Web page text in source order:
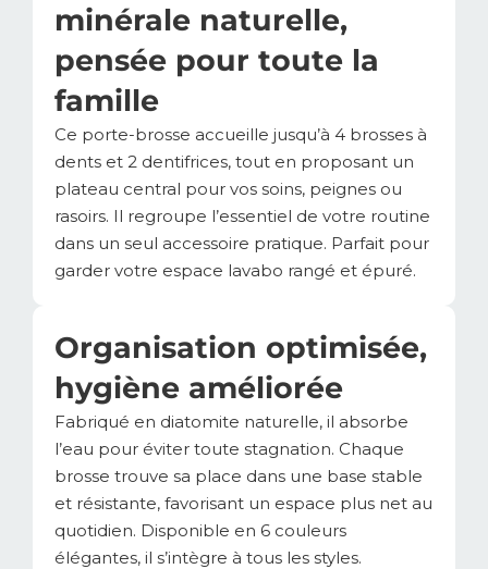
minérale naturelle,
pensée pour toute la
famille
Ce porte-brosse accueille jusqu’à 4 brosses à
dents et 2 dentifrices, tout en proposant un
plateau central pour vos soins, peignes ou
rasoirs. Il regroupe l’essentiel de votre routine
dans un seul accessoire pratique. Parfait pour
garder votre espace lavabo rangé et épuré.
Organisation optimisée,
hygiène améliorée
Fabriqué en diatomite naturelle, il absorbe
l’eau pour éviter toute stagnation. Chaque
brosse trouve sa place dans une base stable
et résistante, favorisant un espace plus net au
quotidien. Disponible en 6 couleurs
élégantes, il s’intègre à tous les styles.